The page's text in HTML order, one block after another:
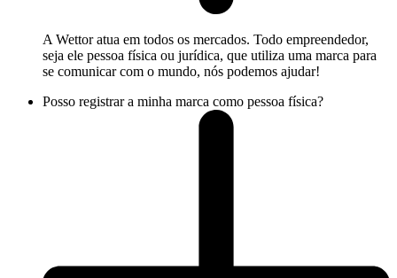
A Wettor atua em todos os mercados. Todo empreendedor,
seja ele pessoa física ou jurídica, que utiliza uma marca para
se comunicar com o mundo, nós podemos ajudar!
Posso registrar a minha marca como pessoa física?